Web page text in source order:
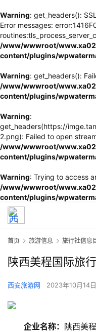
Warning: get_headers():
Error messages:
/www/wwwroot/
content/plugins/
Warning: get_headers():
/www/wwwroot/
content/plugins/
Warning:
get_headers(https://
2.png): Failed to open
/www/wwwroot/
content/plugins/
Warning: Trying to access
/www/wwwroot/
content/plugins/
首页 旅游信息 旅行社信息
陕西美程国际旅
西安旅游网 2023年10月14
企业名称： 陕西美